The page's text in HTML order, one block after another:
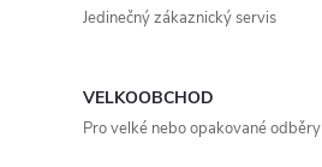
Jedinečný zákaznický servis
VELKOOBCHOD
Pro velké nebo opakované odběry